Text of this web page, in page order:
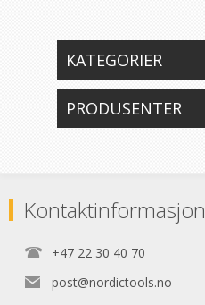
KATEGORIER
PRODUSENTER
Kontaktinformasjon
+47 22 30 40 70
post@nordictools.no